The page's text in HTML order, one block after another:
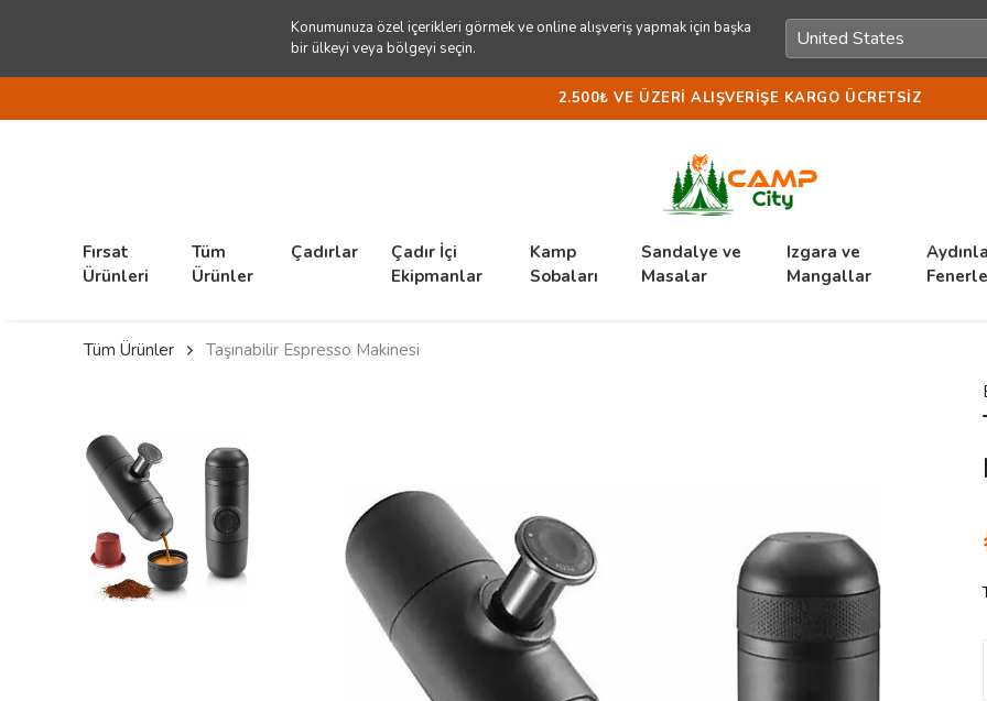
Konumunuza özel içerikleri görmek ve online alışveriş yapmak için başka
bir ülkeyi veya bölgeyi seçin.
2.500₺ VE ÜZERI ALIŞVERIŞE KARGO ÜCRETSIZ
Fırsat
Ürünleri
Tüm
Ürünler
Çadırlar
Çadır İçi
Ekipmanlar
Kamp
Sobaları
Sandalye ve
Masalar
Izgara ve
Mangallar
Tüm Ürünler
Taşınabilir Espresso Makinesi